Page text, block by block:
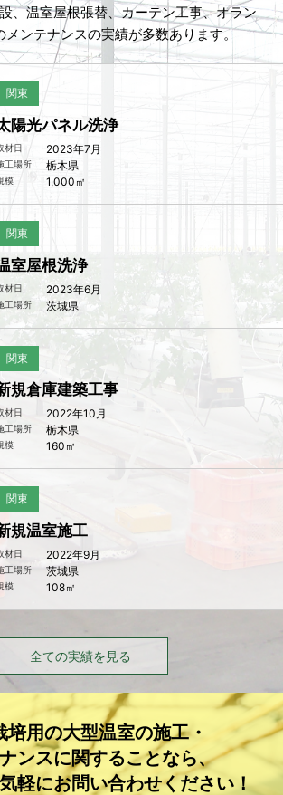
、温室屋根張替、カーテン工事、オラン
メンテナンスの実績が多数あります。
関東
陽光パネル洗浄
材日 2023年7月
工場所 栃木県
模 1,000㎡
関東
室屋根洗浄
材日 2023年6月
工場所 茨城県
関東
規倉庫建築工事
材日 2022年10月
工場所 栃木県
模 160㎡
関東
規温室施工
材日 2022年9月
工場所 茨城県
模 108㎡
全ての実績を見る
培用の大型温室の施工・
ンスに関することなら、
軽にお問い合わせください！